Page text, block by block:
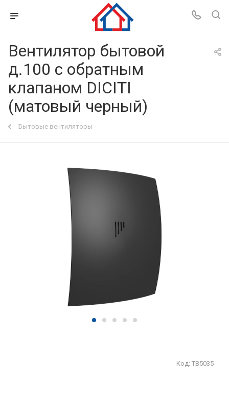
Вентилятор бытовой
д.100 с обратным
клапаном DICITI
(матовый черный)
Бытовые вентиляторы
Код: ТВ5035